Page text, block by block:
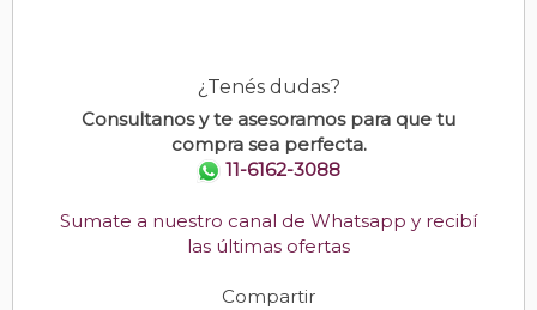
¿Tenés dudas?
Consultanos y te asesoramos para que tu
compra sea perfecta.
11-6162-3088
Sumate a nuestro canal de Whatsapp y recibí
las últimas ofertas
Compartir